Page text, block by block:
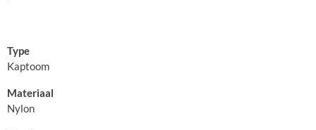
Type
Kaptoom
Materiaal
Nylon